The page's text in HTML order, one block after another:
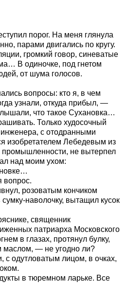
порог. На меня глянула
парами двигались по кругу.
громкий говор, синеватые
В одиночке, под гнетом
от шума голосов.
вопросы: кто я, в чем
узнали, откуда прибыл, —
что такое Сухановка…
Только худосочный
инженера, с отодранными
изобретателем Лебедевым из
промышленности, не вытерпел
над моим ухом:
розоватым кончиком
сумку-наволочку, вытащил кусок
священник
патриарха Московского
в глазах, протянул булку,
маслом, — не угодно ли?
с одутловатым лицом, в очках,
в тюремном ларьке. Все